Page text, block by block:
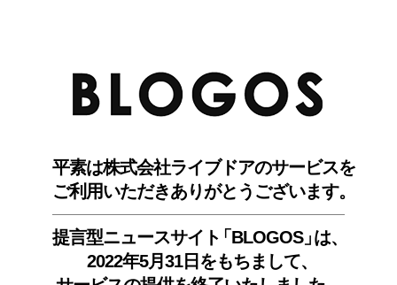
平素は株式会社ライブドアのサービスを
ご利用いただきありがとうございます。
提言型ニュースサイ ト「BLOGOS」は、
2022年5月31日をもちまして、